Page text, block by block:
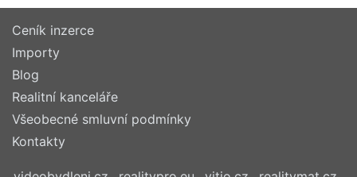
Ceník inzerce
Importy
Blog
Realitní kanceláře
Všeobecné smluvní podmínky
Kontakty